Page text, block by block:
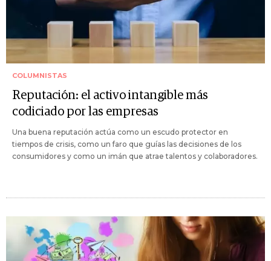
COLUMNISTAS
Reputación: el activo intangible más
codiciado por las empresas
Una buena reputación actúa como un escudo protector en
tiempos de crisis, como un faro que guías las decisiones de los
consumidores y como un imán que atrae talentos y colaboradores.